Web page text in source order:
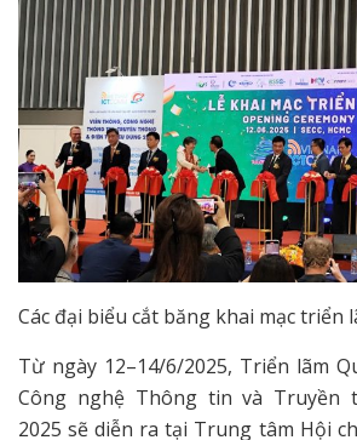
Các đại biểu cắt băng khai mạc triển
Từ ngày 12–14/6/2025, Triển lãm
Công nghệ Thông tin và Truyền
2025 sẽ diễn ra tại Trung tâm Hội